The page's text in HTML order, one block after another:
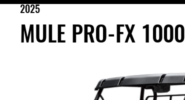
2025
MULE PRO-FX 1000